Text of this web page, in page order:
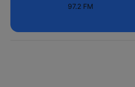
97.2 FM